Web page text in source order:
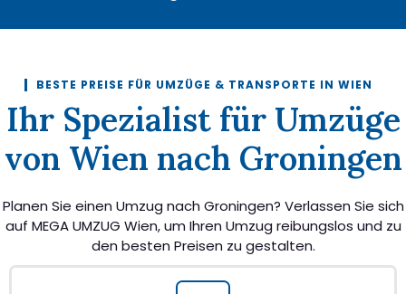
BESTE PREISE FÜR UMZÜGE & TRANSPORTE IN WIEN
Ihr Spezialist für Umzüge
von Wien nach Groningen
Planen Sie einen Umzug nach Groningen? Verlassen Sie sich
auf MEGA UMZUG Wien, um Ihren Umzug reibungslos und zu
den besten Preisen zu gestalten.